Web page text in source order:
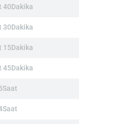
40Dakika
30Dakika
15Dakika
45Dakika